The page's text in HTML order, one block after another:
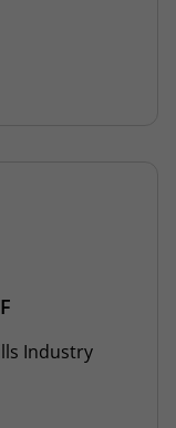
Industry